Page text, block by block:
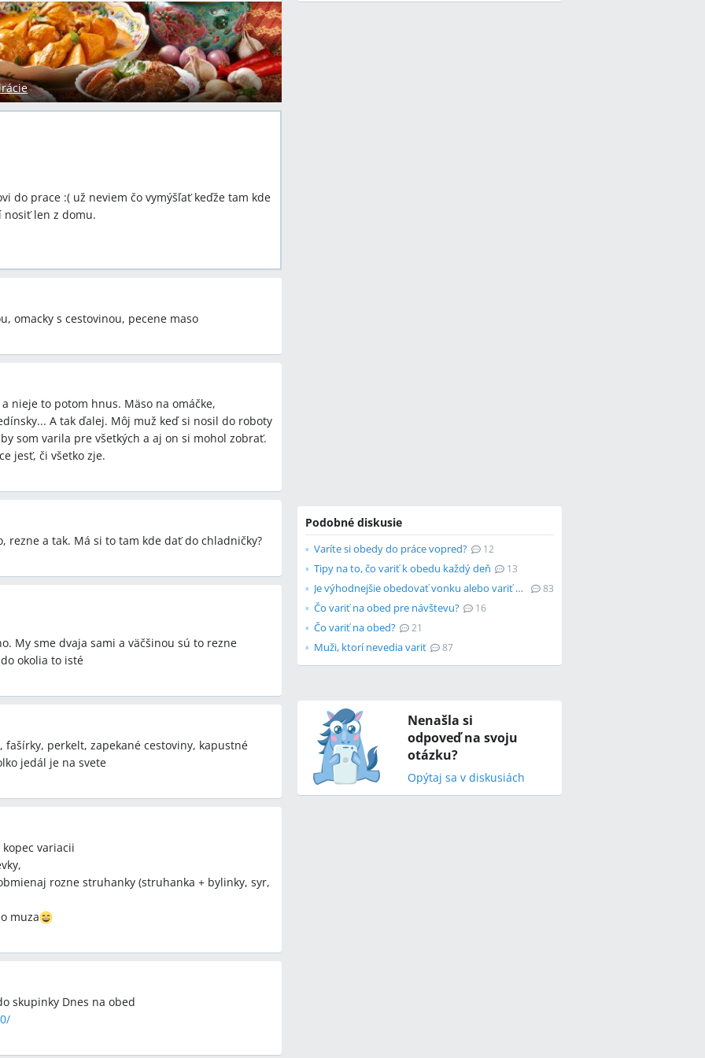
do prace :( už neviem čo vymýšľať keďže tam kde
nosiť len z domu.
omacky s cestovinou, pecene maso
nieje to potom hnus. Mäso na omáčke,
A tak ďalej. Môj muž keď si nosil do roboty
som varila pre všetkých a aj on si mohol zobrať.
jesť, či všetko zje.
rezne a tak. Má si to tam kde dať do chladničky?
My sme dvaja sami a väčšinou sú to rezne
okolia to isté
perkelt, zapekané cestoviny, kapustné
jedál je na svete
variacii
rozne struhanky (struhanka + bylinky, syr,
muza
skupinky Dnes na obed
Podobné diskusie
Varíte si obedy do práce vopred? 12
Tipy na to, čo variť k obedu každý deň 13
Je výhodnejšie obedovať vonku alebo variť doma? 83
Čo variť na obed pre návštevu? 16
Čo variť na obed? 21
Muži, ktorí nevedia variť 87
Nenašla si
odpoveď na svoju
otázku?
Opýtaj sa v diskusiách